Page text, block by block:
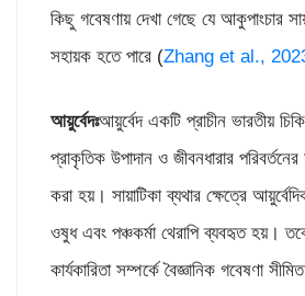
কিছু গবেষণায় দেখা গেছে যে আকুপাংচার
সহায়ক হতে পারে (Zhang et al.,
আয়ুর্বেদঃআয়ুর্বেদ একটি প্রাচীন ভারতীয়
প্রাকৃতিক উপাদান ও জীবনধারার পরিবর্তনের
করা হয়। সায়াটিকা ব্যথার ক্ষেত্রে
ওষুধ এবং পঞ্চকর্মা থেরাপি ব্যবহৃত হয়।
কার্যকারিতা সম্পর্কে বৈজ্ঞানিক গবেষণা